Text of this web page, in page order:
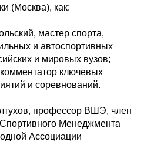
(Москва), как:
мастер спорта,
и автоспортивных
и мировых вузов;
ключевых
и соревнований.
профессор ВШЭ, член
Менеджмента
Ассоциации